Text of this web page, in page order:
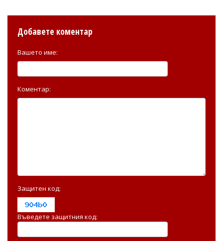
Добавете коментар
Вашето име:
Коментар:
Защитен код:
Въведете защитния код: